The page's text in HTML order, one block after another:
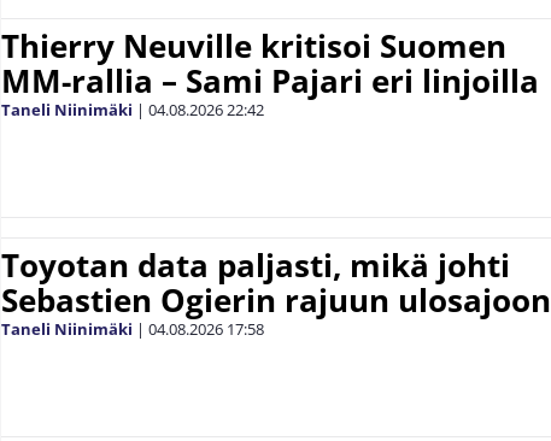
Thierry Neuville kritisoi Suomen
MM-rallia – Sami Pajari eri linjoilla
Taneli Niinimäki | 04.08.202622:42
Toyotan data paljasti, mikä johti
Sebastien Ogierin rajuun ulosajoon
Taneli Niinimäki | 04.08.2026 17:58